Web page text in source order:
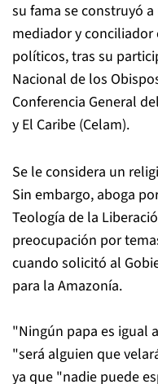
su fama se construyó
mediador y
políticos, tras su
Nacional de los
Conferencia General
y El Caribe (Celam).
Se le considera un
Sin embargo, aboga
Teología de la
preocupación por
cuando solicitó al
para la Amazonía.
"Ningún papa es igual
"será alguien que
ya que "nadie puede